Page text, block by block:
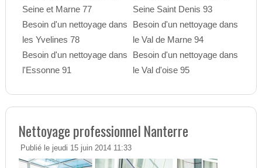
Seine et Marne 77
Besoin d'un nettoyage dans
les Yvelines 78
Besoin d'un nettoyage dans
l'Essonne 91
Seine Saint Denis 93
Besoin d'un nettoyage dans
le Val de Marne 94
Besoin d'un nettoyage dans
le Val d'oise 95
Nettoyage professionnel Nanterre
Publié le jeudi 15 juin 2014 11:33